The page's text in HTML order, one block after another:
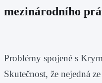
mezinárodního
Problémy spojené s
Skutečnost, že nejedná